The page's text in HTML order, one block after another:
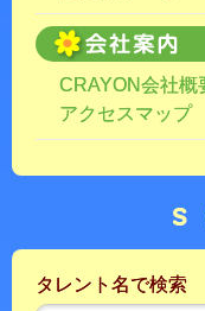
CRAYON会社概
アクセスマップ
タレント名で検索